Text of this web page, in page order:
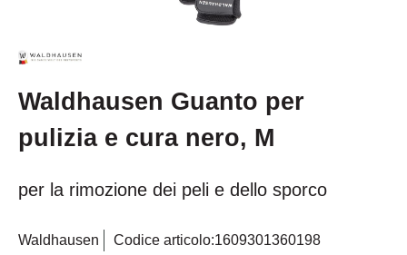
Waldhausen Guanto per
pulizia e cura nero, M
per la rimozione dei peli e dello sporco
Waldhausen Codice articolo:1609301360198